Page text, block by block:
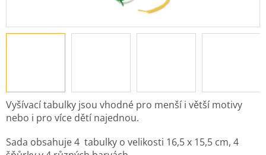
Vyšívací tabulky jsou vhodné pro menší i větší motivy
nebo i pro více dětí najednou.
Sada obsahuje 4 tabulky o velikosti 16,5 x 15,5 cm, 4